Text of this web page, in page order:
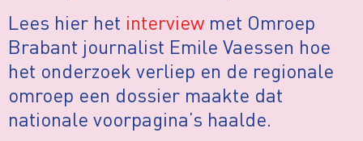
Lees hier het interview met Omroep
Brabant journalist Emile Vaessen hoe
het onderzoek verliep en de regionale
omroep een dossier maakte dat
nationale voorpagina’s haalde.